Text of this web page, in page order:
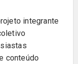
integrante
conteúdo